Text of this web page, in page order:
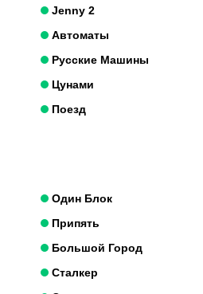
Jenny 2
Автоматы
Русские Машины
Цунами
Поезд
Один Блок
Припять
Большой Город
Сталкер